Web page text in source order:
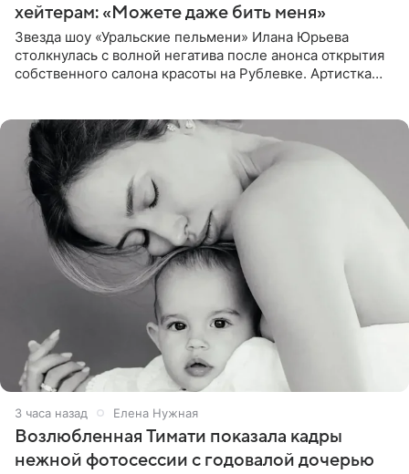
хейтерам: «Можете даже бить меня»
Звезда шоу «Уральские пельмени» Илана Юрьева
столкнулась с волной негатива после анонса открытия
собственного салона красоты на Рублевке. Артистка
3 часа назад Елена Нужная
Возлюбленная Тимати показала кадры
нежной фотосессии с годовалой дочерью